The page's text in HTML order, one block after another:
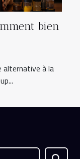
bien
alternative à la